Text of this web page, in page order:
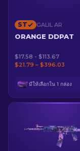
ST GALIL AR
ORANGE DDPAT
$17.58 - $113.67
$21.79 – $396.03
มีให้เลือกใน 1 กล่อง